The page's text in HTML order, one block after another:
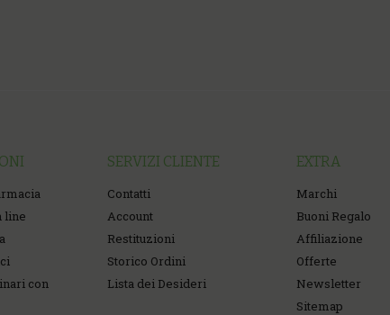
line
con
SERVIZI CLIENTE
Contatti
Account
Restituzioni
Storico Ordini
Lista dei Desideri
EXTRA
Marchi
Buoni Regalo
Affiliazione
Offerte
Newsletter
Sitemap